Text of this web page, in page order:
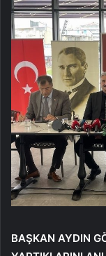
BAŞKAN AYDIN